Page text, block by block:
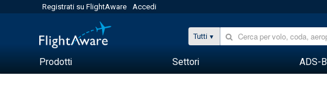
Registrati su FlightAware Accedi
Tutti
Prodotti Settori ADS-B